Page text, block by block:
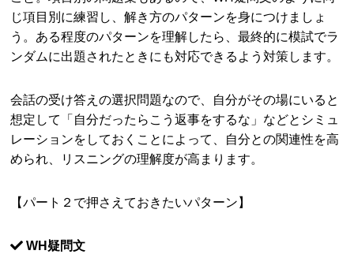
じ項目別に練習し、解き方のパターンを身につけましょ
う。ある程度のパターンを理解したら、最終的に模試でラ
ンダムに出題されたときにも対応できるよう対策します。
会話の受け答えの選択問題なので、自分がその場にいると
想定して「自分だったらこう返事をするな」などとシミュ
レーションをしておくことによって、自分との関連性を高
められ、リスニングの理解度が高まります。
【パート２で押さえておきたいパターン】
WH疑問文